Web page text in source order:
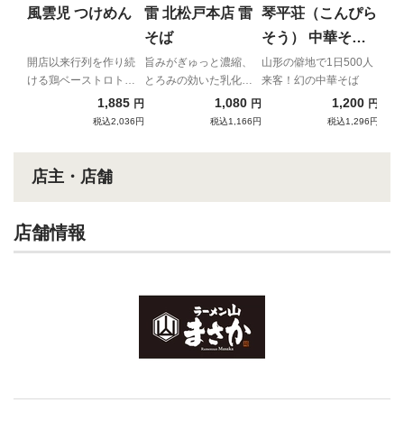
風雲児 つけめん
開店以来行列を作り続
ける鶏ベーストロトロ
1,885 円
税込2,036円
雷 北松戸本店 雷
そば
旨みがぎゅっと濃縮、
とろみの効いた乳化ス
ープと自家製極太麺の
強烈濃厚コンビネーシ
1,080 円
税込1,166円
琴平荘（こんぴら
そう） 中華そば
（あっさり）
山形の僻地で1日500人
来客！幻の中華そば
1,200 円
税込1,296円
店主・店舗
店舗情報